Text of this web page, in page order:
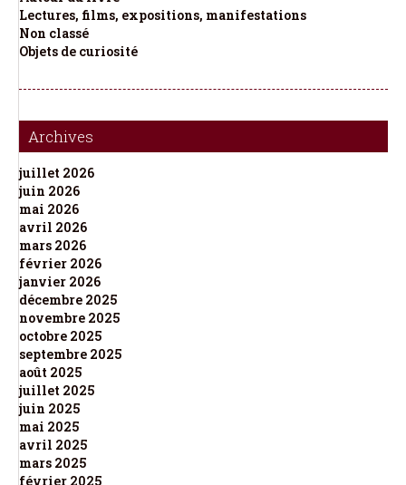
Lectures, films, expositions, manifestations
Non classé
Objets de curiosité
Archives
juillet 2026
juin 2026
mai 2026
avril 2026
mars 2026
février 2026
janvier 2026
décembre 2025
novembre 2025
octobre 2025
septembre 2025
août 2025
juillet 2025
juin 2025
mai 2025
avril 2025
mars 2025
février 2025